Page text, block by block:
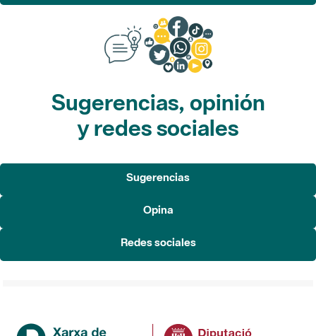
Sugerencias, opinión
y redes sociales
Sugerencias
Opina
Redes sociales